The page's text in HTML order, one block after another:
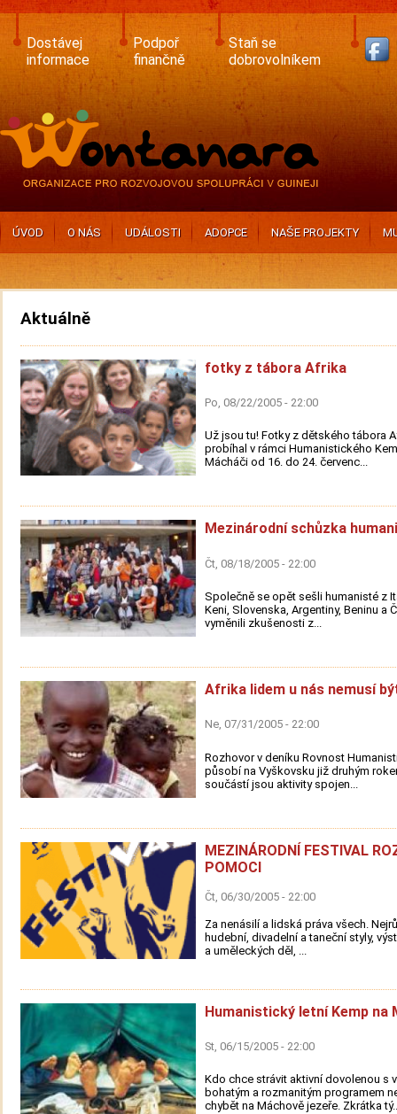
Skip
main
content
Dostávej
informace
Podpoř
finančně
Staň se
dobrovolníkem
ÚVOD O NÁS UDÁLOSTI ADOPCE NAŠE PROJEKTY
Aktuálně
fotky z tábora Afrika
Po, 08/22/2005 - 22:00
Už jsou tu! Fotky z dětského tábora
probíhal v rámci Humanistického
Mácháči od 16. do 24. červenc...
Mezinárodní schůzka
Čt, 08/18/2005 - 22:00
Společně se opět sešli humanisté z
Keni, Slovenska, Argentiny, Beninu a
vyměnili zkušenosti z...
Afrika lidem u nás nemusí
Ne, 07/31/2005 - 22:00
Rozhovor v deníku Rovnost
působí na Vyškovsku již druhým
součástí jsou aktivity spojen...
MEZINÁRODNÍ FESTIVAL
POMOCI
Čt, 06/30/2005 - 22:00
Za nenásilí a lidská práva všech.
hudební, divadelní a taneční styly,
a uměleckých děl, ...
Humanistický letní Kemp na
St, 06/15/2005 - 22:00
Kdo chce strávit aktivní dovolenou s
bohatým a rozmanitým programem
chybět na Máchově jezeře. Zkrátka